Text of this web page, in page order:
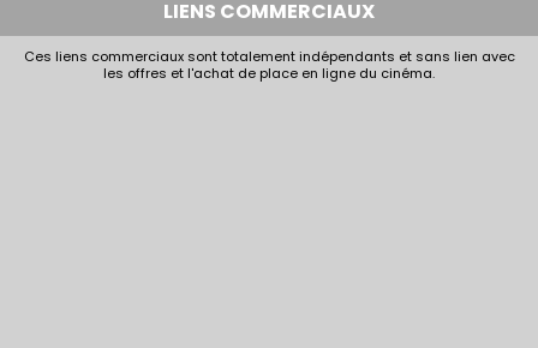
LIENS COMMERCIAUX
Ces liens commerciaux sont totalement indépendants et sans lien avec
les offres et l'achat de place en ligne du cinéma.